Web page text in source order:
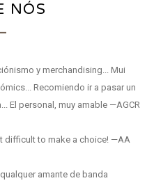
NÓS
y merchandising... Mui
Recomiendo ir a pasar un
El personal, muy amable —AGCR
difficult to make a choice! —AA
amante de banda